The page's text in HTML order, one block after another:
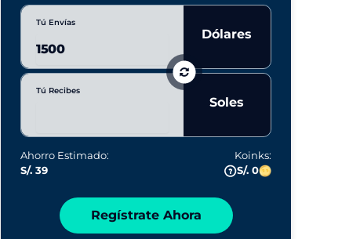
Tú Envías
Dólares
Tú Recibes
Soles
Ahorro Estimado:
S/. 39
Koinks:
S/. 0
Regístrate Ahora